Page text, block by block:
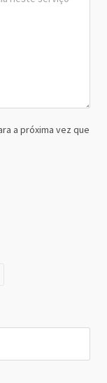
a próxima vez que